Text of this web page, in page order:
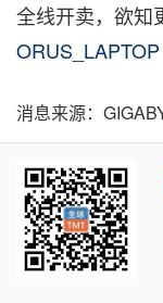
全线开卖，欲知
ORUS_LAPTOP
消息来源：